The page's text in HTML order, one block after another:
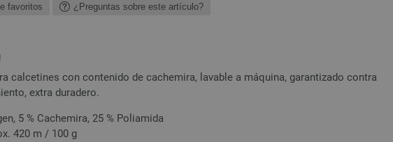
favoritos ¿Preguntas sobre este artículo?
calcetines con contenido de cachemira, lavable a máquina, garantizado contra
extra duradero.
5 % Cachemira, 25 % Poliamida
420 m / 100 g